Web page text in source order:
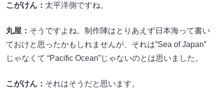
こがけん： 太平洋側ですね。
丸屋： そうですよね。制作陣はとりあえず日本海って書い
ておけと思ったかもしれませんが、それは”Sea of Japan”
じゃなくて “Pacific Ocean”じゃないのとは思いました。
こがけん： それはそうだと思います。